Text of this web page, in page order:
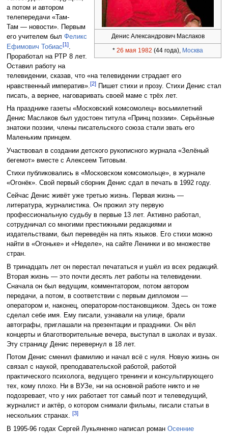
Денис Александрович Маслаков
*26 мая 1982 (44 года), Москва
а потом и автором
телепередачи «Там-
Там — новости». Первым
его учителем был Феликс
Ефимович Тобиас[1].
Проработал на РТР 8 лет.
Оставил работу на
телевидении, сказав, что «на телевидении страдает его
нравственный императив».[2]Пишет стихи и прозу. Стихи Денис стал
писать, а вернее, наговаривать своей маме с трёх лет.
На празднике газеты «Московский комсомолец» восьмилетний
Денис Маслаков был удостоен титула «Принц поэзии». Серьёзные
знатоки поэзии, члены писательского союза стали звать его
Маленьким принцем.
Участвовал в создании детского рукописного журнала «Зелёный
бегемот» вместе с Алексеем Титовым.
Стихи публиковались в «Московском комсомольце», в журнале
«Огонёк». Свой первый сборник Денис сдал в печать в 1992 году.
Сейчас Денис живёт уже третью жизнь. Первая жизнь —
литература, журналистика. Он прожил эту первую
профессиональную судьбу в первые 13 лет. Активно работал,
сотрудничал со многими престижными редакциями и
издательствами, был переведён на пять языков. Его стихи можно
найти в «Огоньке» и «Неделе», на сайте Ленинки и во множестве
стран.
В тринадцать лет он перестал печататься и ушёл из всех редакций.
Вторая жизнь — это почти десять лет работы на телевидении.
Сначала он был ведущим, комментатором, потом автором
передачи, а потом, в соответствии с первым дипломом —
оператором и, наконец, оператором-постановщиком. Здесь он тоже
сделал себе имя. Ему писали, узнавали на улице, брали
автографы, приглашали на презентации и праздники. Он вёл
концерты и благотворительные вечера, выступал в школах и вузах.
Эту страницу Денис перевернул в 18 лет.
Потом Денис сменил фамилию и начал всё с нуля. Новую жизнь он
связал с наукой, преподавательской работой, работой
практического психолога, ведущего тренинги и консультирующего
тех, кому плохо. Ни в ВУЗе, ни на основной работе никто и не
подозревает, что у них работает тот самый поэт и телеведущий,
журналист и актёр, о котором снимали фильмы, писали статьи в
нескольких странах. [3]
В 1995-96 годах Сергей Лукьяненко написал роман Осенние